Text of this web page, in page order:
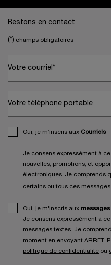
Restons en contact
(*) champs obligatoires
Votre courriel *
Votre téléphone portable
Oui, je m’inscris aux Courriels
Je consens expressément à
nouvelles, promotions, et
électroniques. Je comprends
certains ou tous ces
Oui, je m'inscris aux messages
Je consens expressément à
messages textes. Je
moment en envoyant ARRET.
politique de confidentialité ou